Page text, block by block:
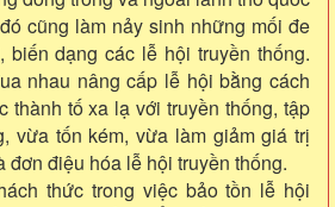
cũng làm nảy sinh những mối đe
biến dạng các lễ hội truyền thống.
nhau nâng cấp lễ hội bằng cách
thành tố xa lạ với truyền thống, tập
vừa tốn kém, vừa làm giảm giá trị
đơn điệu hóa lễ hội truyền thống.
thức trong việc bảo tồn lễ hội